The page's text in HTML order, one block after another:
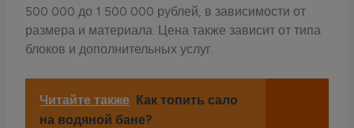
500 000 до 1 500 000 рублей, в зависимости от
размера и материала. Цена также зависит от типа
блоков и дополнительных услуг.
Читайте также Как топить сало
на водяной бане?